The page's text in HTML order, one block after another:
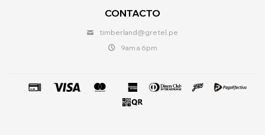
CONTACTO
timberland@gretel.pe
9am a 6pm